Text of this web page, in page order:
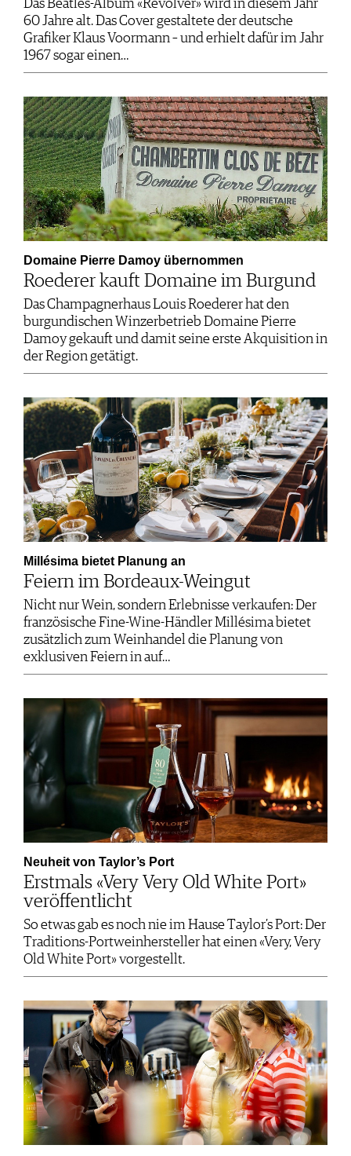
Das Beatles-Album «Revolver» wird in diesem Jahr
60 Jahre alt. Das Cover gestaltete der deutsche
Grafiker Klaus Voormann – und erhielt dafür im Jahr
1967 sogar einen…
Domaine Pierre Damoy übernommen
Roederer kauft Domaine im Burgund
Das Champagnerhaus Louis Roederer hat den
burgundischen Winzerbetrieb Domaine Pierre
Damoy gekauft und damit seine erste Akquisition in
der Region getätigt.
Millésima bietet Planung an
Feiern im Bordeaux-Weingut
Nicht nur Wein, sondern Erlebnisse verkaufen: Der
französische Fine-Wine-Händler Millésima bietet
zusätzlich zum Weinhandel die Planung von
exklusiven Feiern in auf…
Neuheit von Taylor’s Port
Erstmals «Very Very Old White Port»
veröffentlicht
So etwas gab es noch nie im Hause Taylor’s Port: Der
Traditions-Portweinhersteller hat einen «Very, Very
Old White Port» vorgestellt.